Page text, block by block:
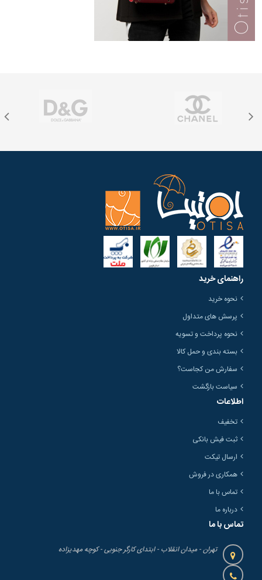
راهنمای خرید
نحوه خرید
پرسش های متداول
نحوه پرداخت و تسویه
بسته بندی و حمل کالا
سفارش من کجاست؟
سیاست بازگشت
اطلاعات
تخفیف
ثبت فیش بانکی
ارسال تیکت
همکاری در فروش
تماس با ما
درباره ما
تماس با ما
تهران - میدان انقلاب - ابتدای کارگر جنوبی - کوچه مهدیزاده